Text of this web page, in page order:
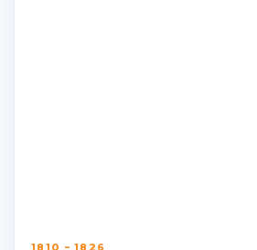
1810 – 1826